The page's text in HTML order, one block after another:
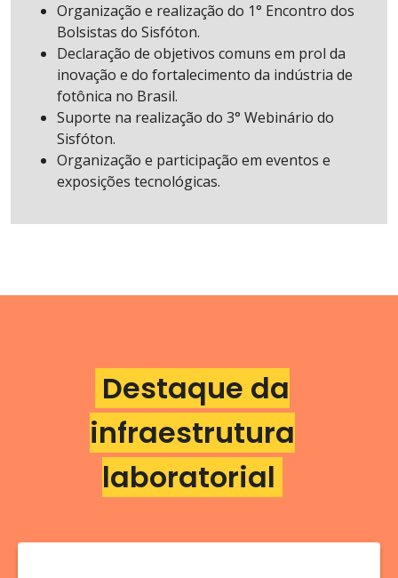
Organização e realização do 1° Encontro dos
Bolsistas do Sisfóton.
Declaração de objetivos comuns em prol da
inovação e do fortalecimento da indústria de
fotônica no Brasil.
Suporte na realização do 3° Webinário do
Sisfóton.
Organização e participação em eventos e
exposições tecnológicas.
Destaque da
infraestrutura
laboratorial